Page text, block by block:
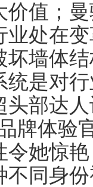
价值；
业处在
坏墙体
统是对
头部达
牌体验
她惊
不同身